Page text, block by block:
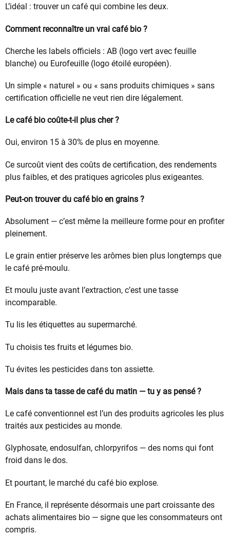
L’idéal : trouver un café qui combine les deux.
Comment reconnaître un vrai café bio ?
Cherche les labels officiels : AB (logo vert avec feuille
blanche) ou Eurofeuille (logo étoilé européen).
Un simple « naturel » ou « sans produits chimiques » sans
certification officielle ne veut rien dire légalement.
Le café bio coûte-t-il plus cher ?
Oui, environ 15 à 30% de plus en moyenne.
Ce surcoût vient des coûts de certification, des rendements
plus faibles, et des pratiques agricoles plus exigeantes.
Peut-on trouver du café bio en grains ?
Absolument — c’est même la meilleure forme pour en profiter
pleinement.
Le grain entier préserve les arômes bien plus longtemps que
le café pré-moulu.
Et moulu juste avant l’extraction, c’est une tasse
incomparable.
Tu lis les étiquettes au supermarché.
Tu choisis tes fruits et légumes bio.
Tu évites les pesticides dans ton assiette.
Mais dans ta tasse de café du matin — tu y as pensé ?
Le café conventionnel est l’un des produits agricoles les plus
traités aux pesticides au monde.
Glyphosate, endosulfan, chlorpyrifos — des noms qui font
froid dans le dos.
Et pourtant, le marché du café bio explose.
En France, il représente désormais une part croissante des
achats alimentaires bio — signe que les consommateurs ont
compris.